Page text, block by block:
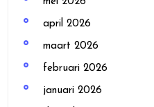
april 2026
maart 2026
februari 2026
januari 2026